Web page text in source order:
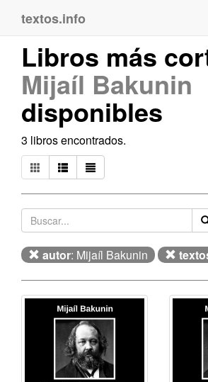
textos.info
Libros más
Mijaíl Bakunin
disponibles
3 libros encontrados.
autor: Mijaíl Bakunin